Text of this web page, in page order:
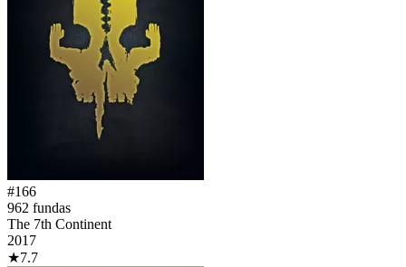
#166
962 fundas
The 7th Continent
2017
★7.7